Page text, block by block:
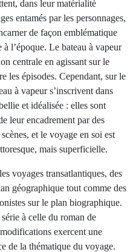
dans leur matérialité
entamés par les personnages,
de façon emblématique
à l’époque. Le bateau à vapeur
centrale en agissant sur le
les épisodes. Cependant, sur le
à vapeur s’inscrivent dans
et idéalisée : elles sont
leur encadrement par des
et le voyage en soi est
mais superficielle.
voyages transatlantiques, des
géographique tout comme des
sur le plan biographique.
à celle du roman de
exercent une
de la thématique du voyage.